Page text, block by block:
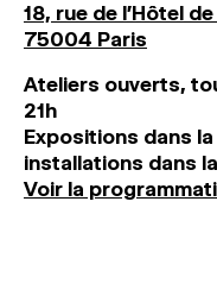
18, rue de l'Hôtel
75004 Paris
Ateliers ouverts,
21h
Expositions dans
installations dans
Voir la